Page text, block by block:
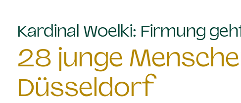
Kardinal Woelki: Firmung
28 junge
Düsseldorf